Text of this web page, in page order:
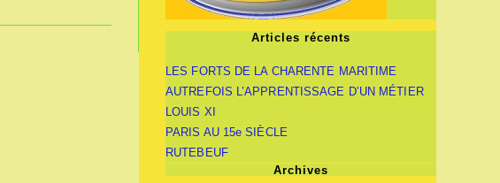
Articles récents
LES FORTS DE LA CHARENTE MARITIME
AUTREFOIS L’APPRENTISSAGE D’UN MÉTIER
LOUIS XI
PARIS AU 15e SIÈCLE
RUTEBEUF
Archives